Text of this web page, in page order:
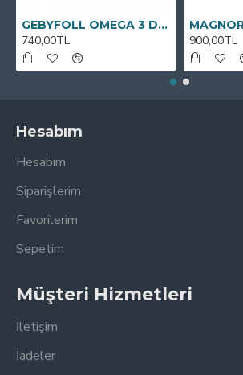
GEBYFOLL OMEGA 3 DHA
740,00TL 900,00TL
Hesabım
Hesabım
Siparişlerim
Favorilerim
Sepetim
Müşteri Hizmetleri
İletişim
İadeler